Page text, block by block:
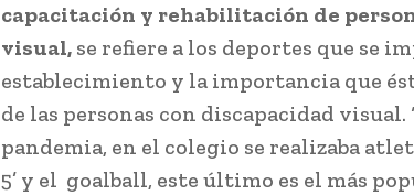
capacitación y rehabilitación de
visual, se refiere a los deportes que se
establecimiento y la importancia que
de las personas con discapacidad visual.
pandemia, en el colegio se realizaba
5’ y el goalball, este último es el más